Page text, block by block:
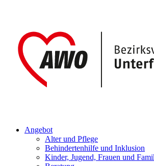
Angebot
Alter und Pflege
Behindertenhilfe und Inklusion
Kinder, Jugend, Frauen und